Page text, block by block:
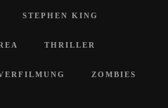
STEPHEN KING
THRILLER
ZOMBIES